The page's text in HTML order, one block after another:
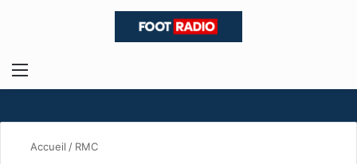
Menu
Accueil / RMC